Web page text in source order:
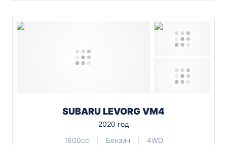
SUBARU LEVORG VM4
2020 год
1600cc
Бензин 4WD